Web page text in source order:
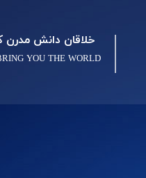
خلاقان دانش مدرن
YOU THE WORLD